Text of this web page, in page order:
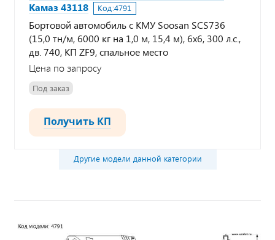
Камаз 43118
Код:4791
Бортовой автомобиль с КМУ Soosan SCS736
(15,0 тн/м, 6000 кг на 1,0 м, 15,4 м), 6х6, 300 л.с.,
дв. 740, КП ZF9, спальное место
Цена по запросу
Под заказ
Получить КП
Другие модели данной категории